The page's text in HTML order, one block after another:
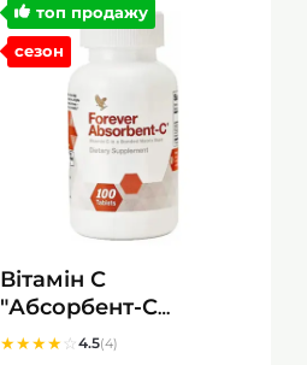
топ продажу
сезон
Вітамін С
"Абсорбент-С
Форевер", (
★★★★☆4.5(4)